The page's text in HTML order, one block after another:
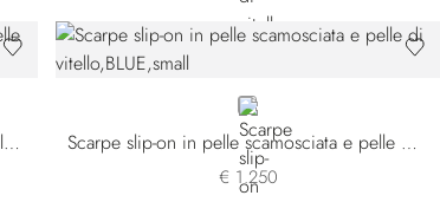
Scarpe da guida in pelle scamosciata e pelle di vitello
BLUE
Scarpe slip-on in pelle scamosciata e pelle di vitello
€ 1.250